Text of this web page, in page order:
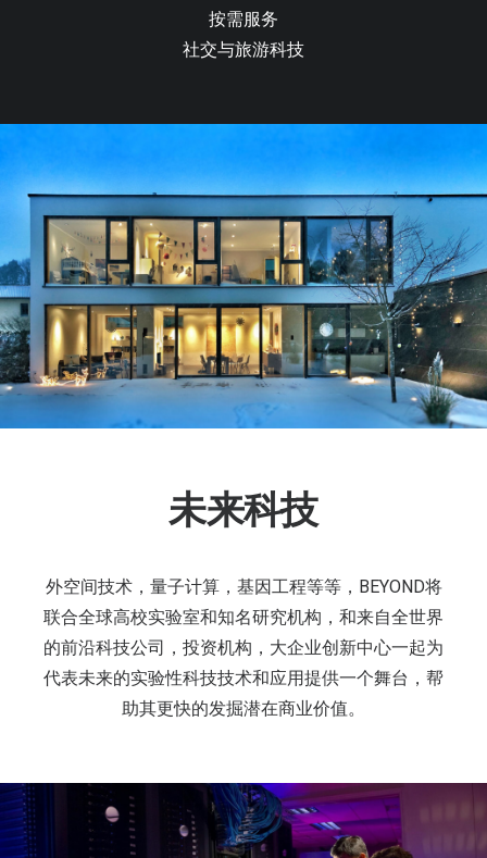
按需服务
社交与旅游科技
未来科技
外空间技术，量子计算，基因工程等等，BEYOND将
联合全球高校实验室和知名研究机构，和来自全世界
的前沿科技公司，投资机构，大企业创新中心一起为
代表未来的实验性科技技术和应用提供一个舞台，帮
助其更快的发掘潜在商业价值。